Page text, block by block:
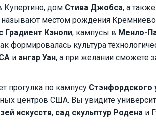
Купертино, дом Стива Джобса, а
называют местом рождения
Градиент Кэнопи, кампусы в Менло-
формировалась культура
и ангар Уан, а при желании сможете
прогулка по кампусу Стэнфордского
центров США. Вы увидите
искусств, сад скульптур Родена и